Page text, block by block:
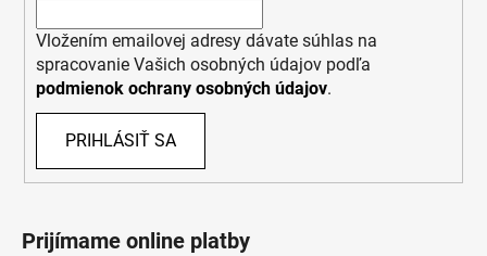
Vložením emailovej adresy dávate súhlas na
spracovanie Vašich osobných údajov podľa
podmienok ochrany osobných údajov.
PRIHLÁSIŤ SA
Prijímame online platby